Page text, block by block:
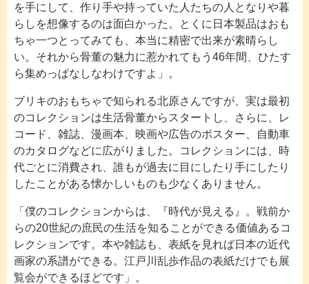
を手にして、作り手や持っていた人たちの人となりや暮
らしを想像するのは面白かった。とくに日本製品はおも
ちゃ一つとってみても、本当に精密で出来が素晴らし
い。それから骨董の魅力に惹かれてもう46年間、ひたす
ら集めっぱなしなわけですよ」。
ブリキのおもちゃで知られる北原さんですが、実は最初
のコレクションは生活骨董からスタートし、さらに、レ
コード、雑誌、漫画本、映画や広告のポスター、自動車
のカタログなどに広がりました。コレクションには、時
代ごとに消費され、誰もが過去に目にしたり手にしたり
したことがある懐かしいものも少なくありません。
「僕のコレクションからは、『時代が見える』。戦前か
らの20世紀の庶民の生活を知ることができる価値あるコ
レクションです。本や雑誌も、表紙を見れば日本の近代
画家の系譜ができる。江戸川乱歩作品の表紙だけでも展
覧会ができるほどです」。